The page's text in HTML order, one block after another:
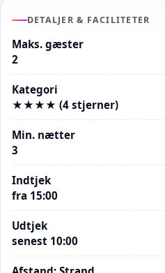
DETALJER & FACILITETER
Maks. gæster
2
Kategori
★★★★ (4 stjerner)
Min. nætter
3
Indtjek
fra 15:00
Udtjek
senest 10:00